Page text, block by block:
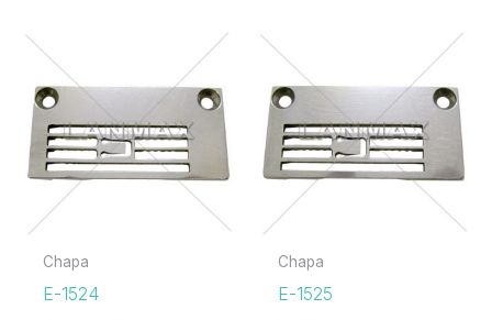
Chapa
E-1524
Chapa
E-1525